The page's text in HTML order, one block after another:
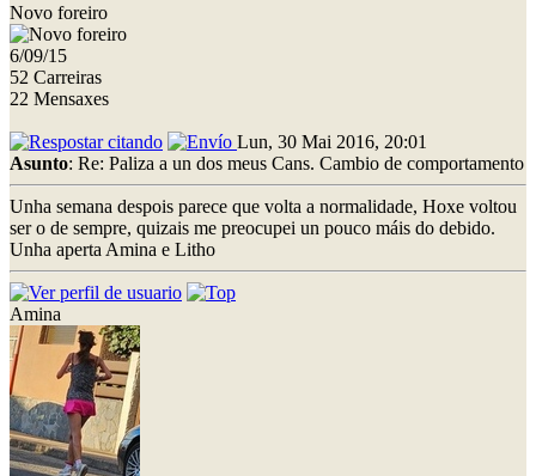
Novo foreiro
6/09/15
52 Carreiras
22 Mensaxes
Lun, 30 Mai 2016, 20:01
Asunto: Re: Paliza a un dos meus Cans. Cambio de comportamento
Unha semana despois parece que volta a normalidade, Hoxe voltou
ser o de sempre, quizais me preocupei un pouco máis do debido.
Unha aperta Amina e Litho
Amina